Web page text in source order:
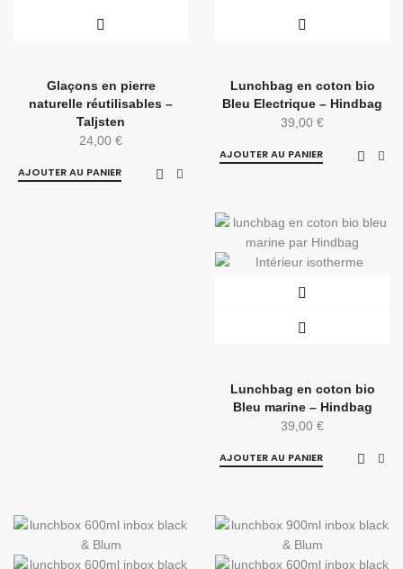
Glaçons en pierre
naturelle réutilisables –
Taljsten
24,00 €
AJOUTER AU PANIER
Lunchbag en coton bio
Bleu Electrique – Hindbag
39,00 €
AJOUTER AU PANIER
Lunchbag en coton bio
Bleu marine – Hindbag
39,00 €
AJOUTER AU PANIER